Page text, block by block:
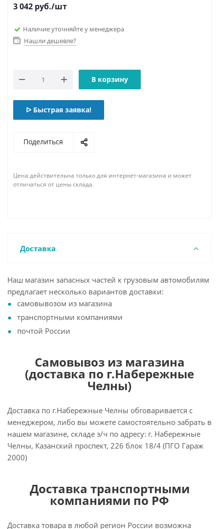
3 042 руб./шт
Наличие уточняйте у менеджера
Нашли дешевле?
В корзину
ᐅ Быстрая заявка!
Поделиться
Цена действительна только для интернет-магазина и может
отличаться от цены склада.
Доставка
Наш магазин запасных частей к грузовым автомобилям
предлагает несколько вариантов доставки:
самовывозом из магазина
транспортными компаниями
почтой России
Самовывоз из магазина
(доставка по г.Набережные
Челны)
Доставка по г.Набережные Челны обговаривается с
менеджером, либо вы можете самостоятельно забрать в
нашем магазине, складе з/ч по адресу: г. Набережные
Челны, Казанский проспект, 226 блок 18/4 (ПГО Гараж
2000)
Доставка транспортными
компаниями по РФ
Доставка товара в любой регион России возможна